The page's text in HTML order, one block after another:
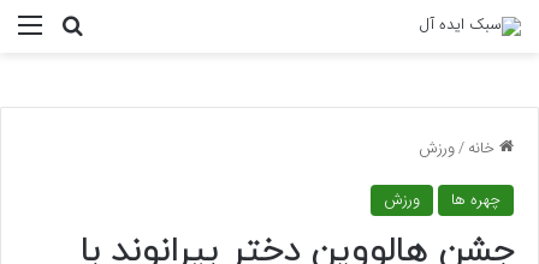
خانه/ورزش
چهره ها ورزش
جشن هالووین دختر بیرانوند با